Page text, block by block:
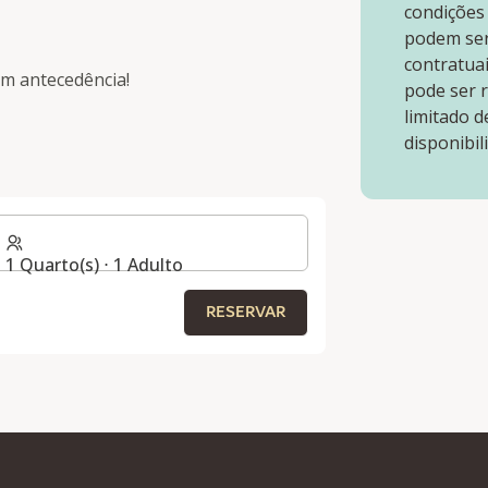
antecedência!
1 Quarto(s) ⋅ 1 Adulto
RESERVAR
podem
pode ser
limitado